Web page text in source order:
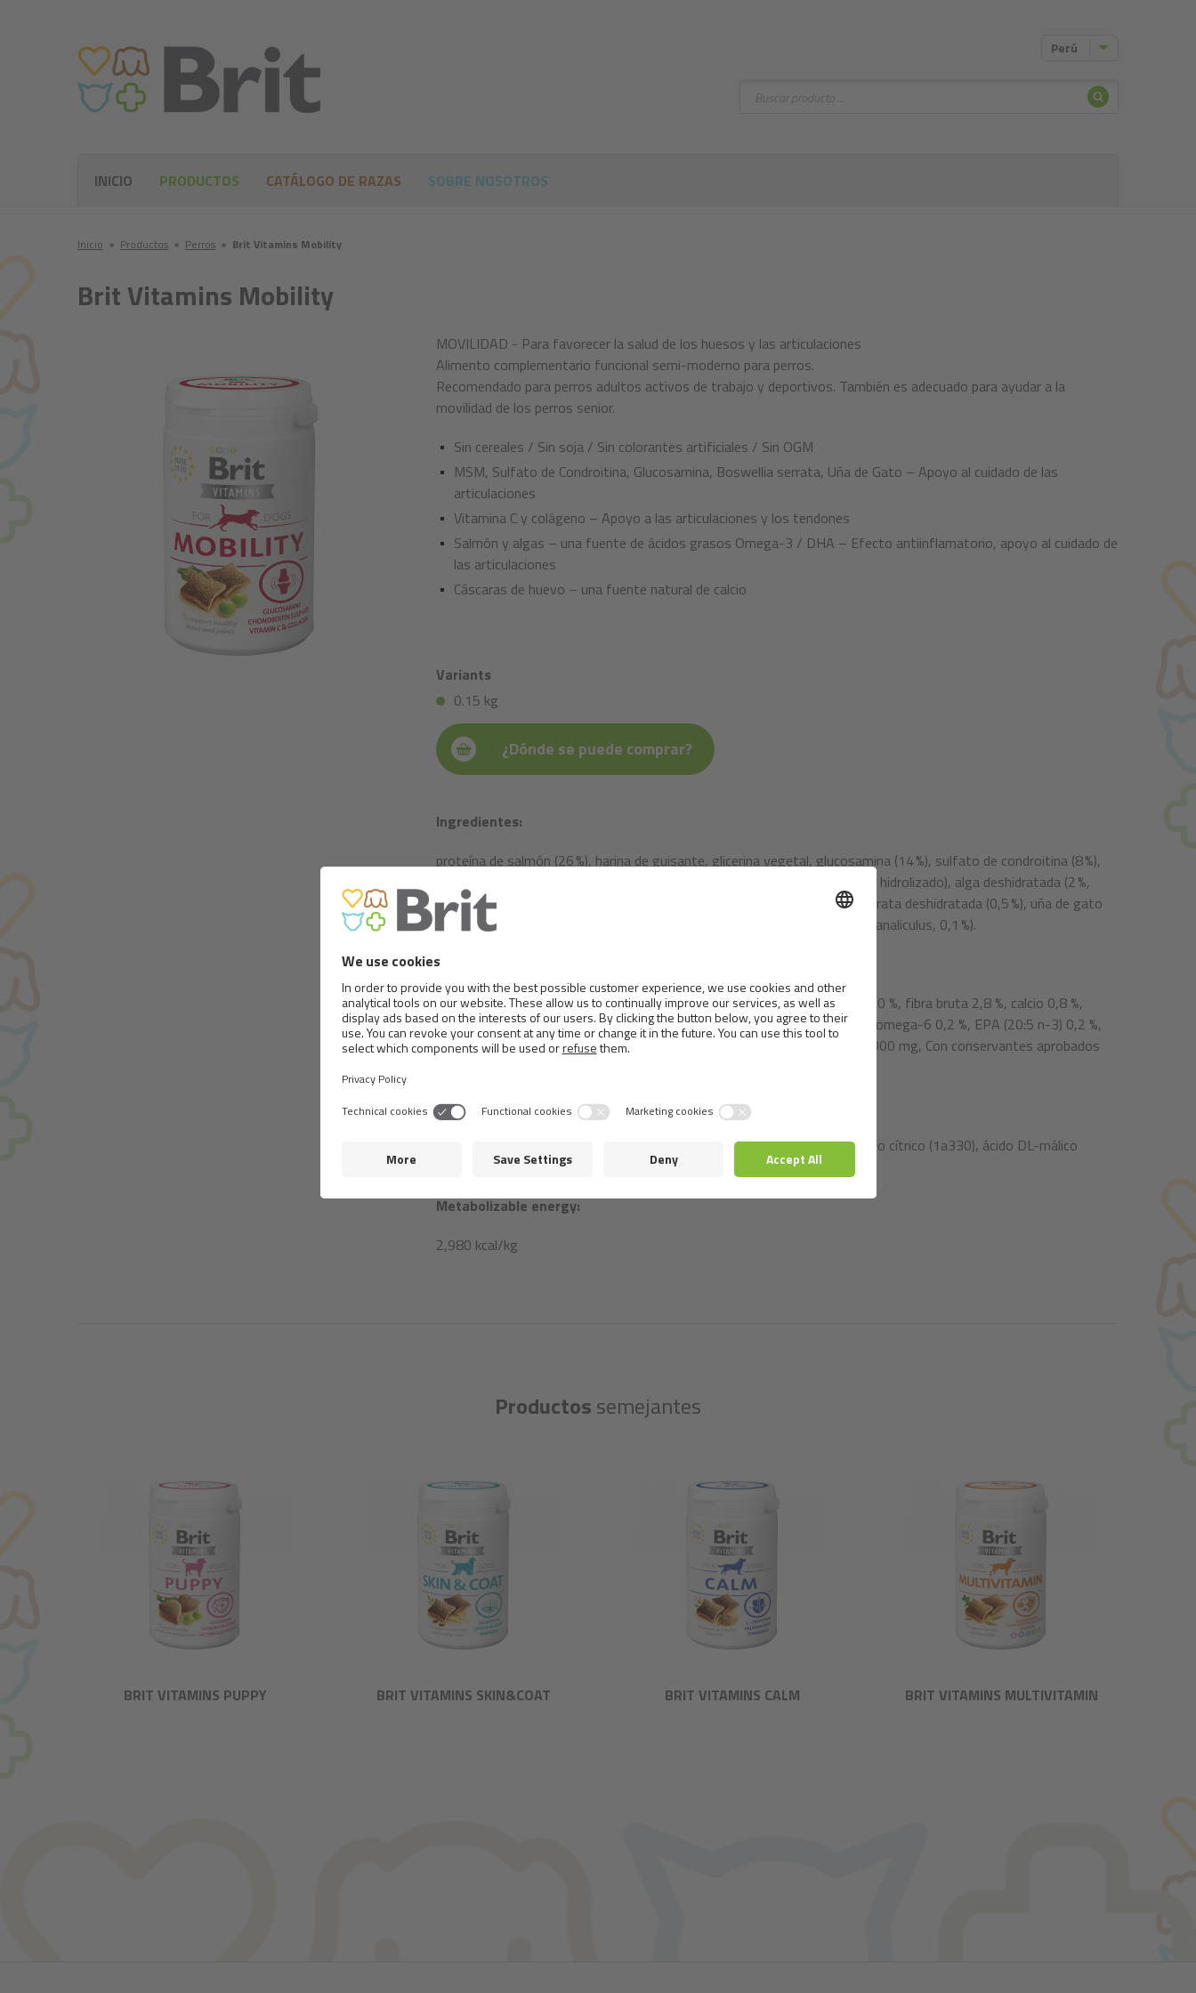
Inicio ● Productos ● Perros ● Brit Vitamins Mobility
Brit Vitamins Mobility
MOVILIDAD - Para favorecer la salud de los huesos y las articulaciones
Alimento complementario funcional semi-moderno para perros.
Recomendado para perros adultos activos de trabajo y deportivos. También es adecuado para ayudar a la
movilidad de los perros senior.
Sin cereales / Sin soja / Sin colorantes artificiales / Sin OGM
MSM, Sulfato de Condroitina, Glucosamina, Boswellia serrata, Uña de Gato – Apoyo al cuidado de las
articulaciones
Vitamina C y colágeno – Apoyo a las articulaciones y los tendones
Salmón y algas – una fuente de ácidos grasos Omega-3 / DHA – Efecto antiinflamatorio, apoyo al cuidado de
las articulaciones
Cáscaras de huevo – una fuente natural de calcio
Variants
0.15 kg
¿Dónde se puede comprar?
Ingredientes:
proteína de salmón (26 %), harina de guisante, glicerina vegetal, glucosamina (14 %), sulfato de condroitina (8 %),
metilsulfonilmetano (5 %), hígado de pollo hidrolizado, colágeno (4 %, tipo I hidrolizado), alga deshidratada (2 %,
Schizochytrium limacinum), melaza, cáscaras de huevo (1 %), Boswellia serrata deshidratada (0,5 %), uña de gato
(Uncaria tomentosa) (0,5 %), extracto de mejillón de concha verde (Perna canaliculus, 0,1 %).
Componentes analíticos:
proteína bruta 18,0 %, grasa bruta 3,5 %, humedad 17,0 %, ceniza bruta 6,0 %, fibra bruta 2,8 %, calcio 0,8 %,
fósforo 0,5 %, sodio 0,5 %, ácidos grasos omega-3 1,0 %, ácidos grasos omega-6 0,2 %, EPA (20:5 n-3) 0,2 %,
DHA (22:6 n-3) 0,3 %. Aditivos nutricionales por kg: vitamina C (3a312) 5.000 mg, Con conservantes aprobados
Composición nutricional:
vitamina C (3a312) 5.000 mg, Con conservantes aprobados por la UE: ácido cítrico (1a330), ácido DL-málico
Metabolizable energy:
2,980 kcal/kg
Productossemejantes
BRIT VITAMINS PUPPY BRIT VITAMINS SKIN&COAT BRIT VITAMINS CALM BRIT VITAMINS MULTIVITAMIN
Perú
Buscar Buscar
INICIO PRODUCTOS CATÁLOGO DE RAZAS SOBRE NOSOTROS